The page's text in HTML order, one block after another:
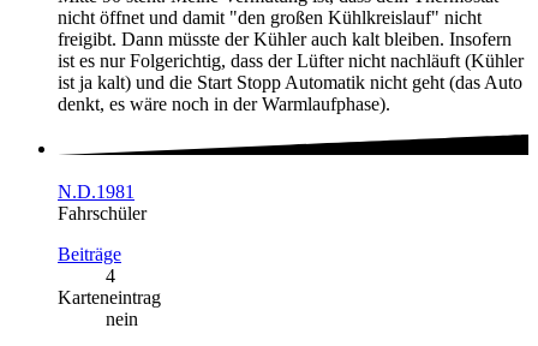
nicht öffnet und damit "den großen Kühlkreislauf" nicht
freigibt. Dann müsste der Kühler auch kalt bleiben. Insofern
ist es nur Folgerichtig, dass der Lüfter nicht nachläuft (Kühler
ist ja kalt) und die Start Stopp Automatik nicht geht (das Auto
denkt, es wäre noch in der Warmlaufphase).
N.D.1981
Fahrschüler
Beiträge
4
Karteneintrag
nein